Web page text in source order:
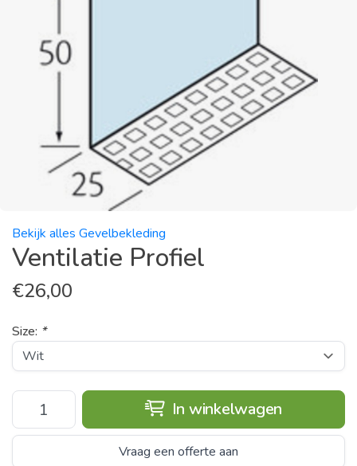
Bekijk alles Gevelbekleding
Ventilatie Profiel
€26,00
Size: *
In winkelwagen
Vraag een offerte aan